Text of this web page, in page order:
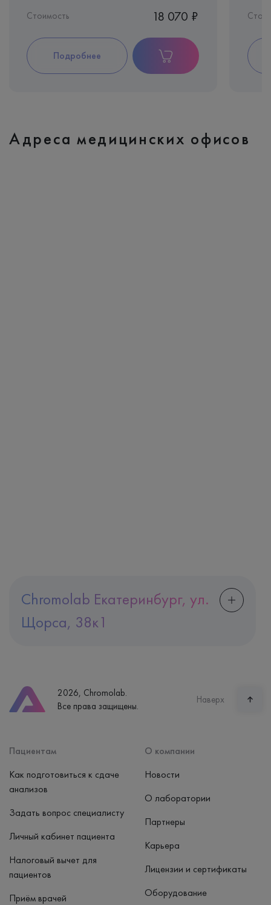
Стоимость 18 070 ₽
Подробнее
Chromolab Екатеринбург, ул.
Щорса, 38к1
Часы работы
пн-вс: 7:30-15:00
Адреса медицинских офисов
2026, Chromolab.
Все права защищены.
Наверх
Пациентам
Как подготовиться к сдаче
анализов
Задать вопрос специалисту
Личный кабинет пациента
Налоговый вычет для
пациентов
Приём врачей
О компании
Новости
О лаборатории
Партнеры
Карьера
Лицензии и сертификаты
Оборудование